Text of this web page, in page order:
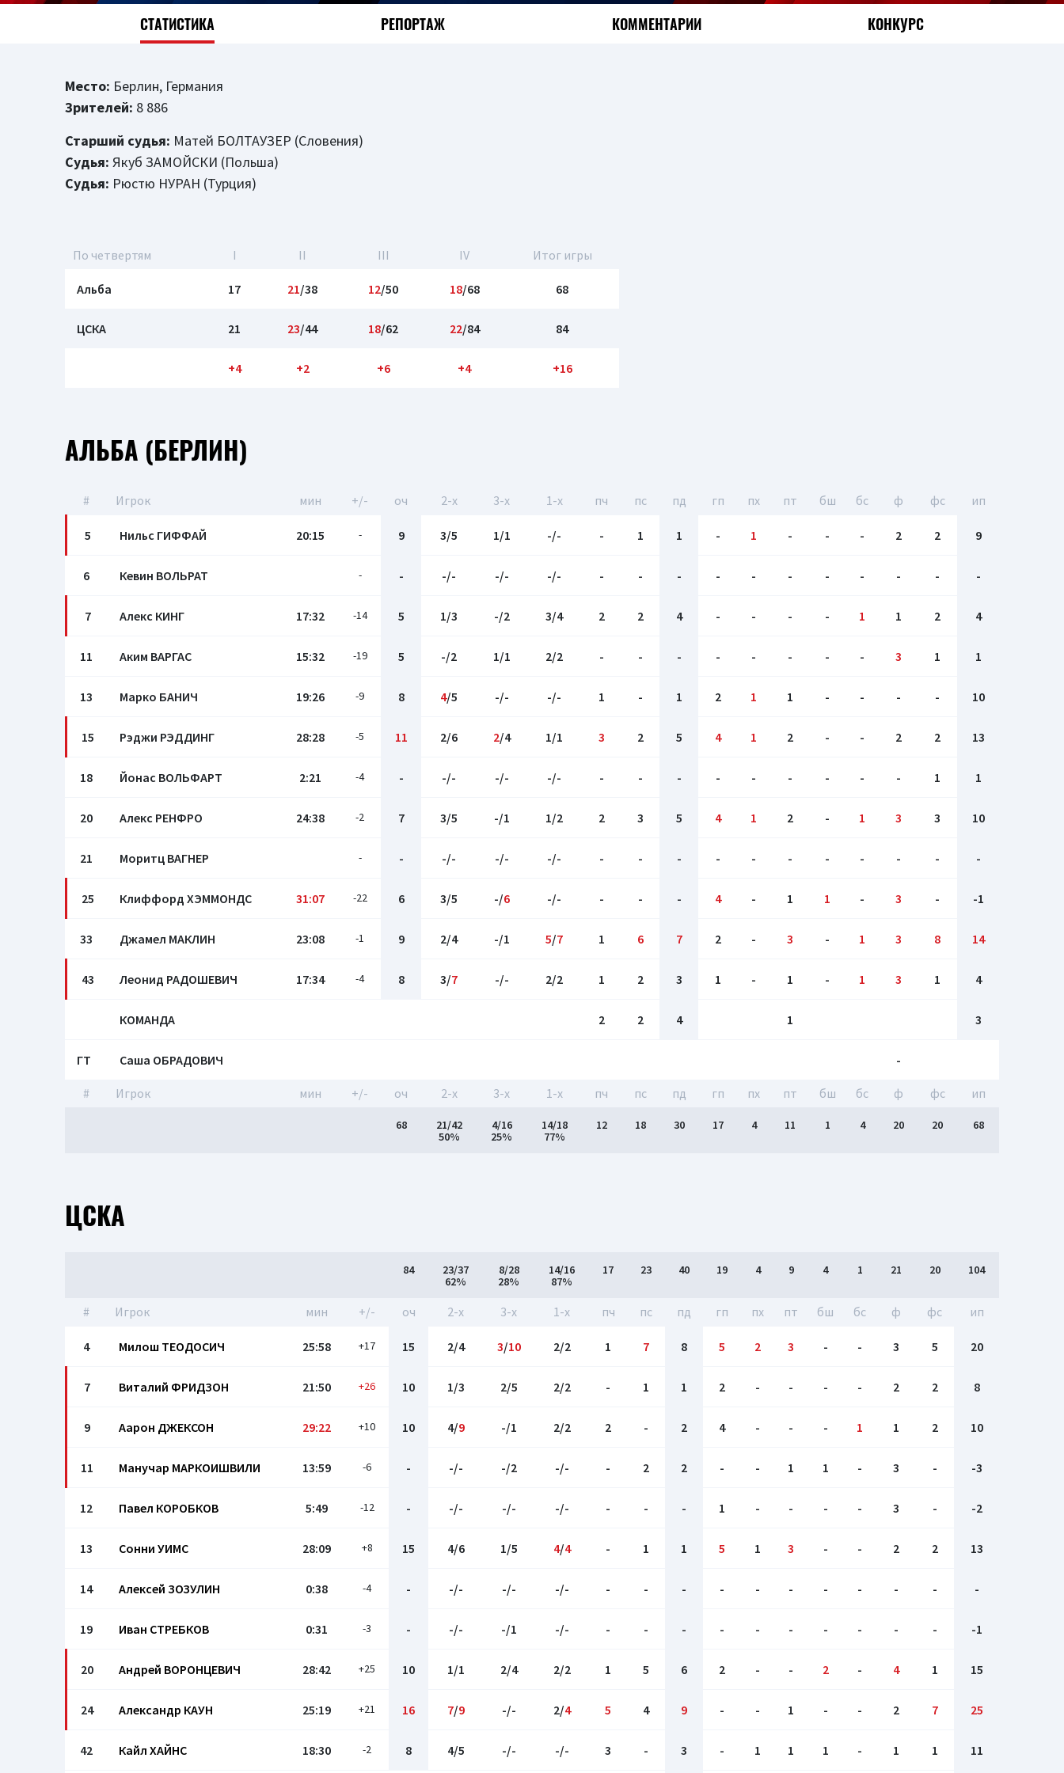
СТАТИСТИКА РЕПОРТАЖ КОММЕНТАРИИ КОНКУРС
Место: Берлин, Германия
Зрителей: 8 886
Старший судья: Матей БОЛТАУЗЕР (Словения)
Судья: Якуб ЗАМОЙСКИ (Польша)
Судья: Рюстю НУРАН (Турция)
По четвертям I II III IV Итог игры
Альба 17 21/38 12/50 18/68 68
ЦСКА 21 23/44 18/62 22/84 84
+4 +2 +6 +4 +16
АЛЬБА (БЕРЛИН)
# Игрок мин +/- оч 2-x 3-x 1-x пч пс пд гп пх пт бш бc ф фс ип
5 Нильс ГИФФАЙ 20:15 - 9 3/5 1/1 -/- - 1 1 - 1 - - - 2 2 9
6 Кевин ВОЛЬРАТ - - -/- -/- -/- - - - - - - - - - - -
7 Алекс КИНГ 17:32 -14 5 1/3 -/2 3/4 2 2 4 - - - - 1 1 2 4
11 Аким ВАРГАС 15:32 -19 5 -/2 1/1 2/2 - - - - - - - - 3 1 1
13 Марко БАНИЧ 19:26 -9 8 4/5 -/- -/- 1 - 1 2 1 1 - - - - 10
15 Рэджи РЭДДИНГ 28:28 -5 11 2/6 2/4 1/1 3 2 5 4 1 2 - - 2 2 13
18 Йонас ВОЛЬФАРТ 2:21 -4 - -/- -/- -/- - - - - - - - - - 1 1
20 Алекс РЕНФРО 24:38 -2 7 3/5 -/1 1/2 2 3 5 4 1 2 - 1 3 3 10
21 Моритц ВАГНЕР - - -/- -/- -/- - - - - - - - - - - -
25 Клиффорд ХЭММОНДС 31:07 -22 6 3/5 -/6 -/- - - - 4 - 1 1 - 3 - -1
33 Джамел МАКЛИН 23:08 -1 9 2/4 -/1 5/7 1 6 7 2 - 3 - 1 3 8 14
43 Леонид РАДОШЕВИЧ 17:34 -4 8 3/7 -/- 2/2 1 2 3 1 - 1 - 1 3 1 4
КОМАНДА 2 2 4 1 3
ГТ Саша ОБРАДОВИЧ -
# Игрок мин +/- оч 2-x 3-x 1-x пч пс пд гп пх пт бш бc ф фс ип
68
21/42
50%
4/16
25%
14/18
77%
12 18 30 17 4 11 1 4 20 20 68
ЦСКА
84
23/37
62%
8/28
28%
14/16
87%
17 23 40 19 4 9 4 1 21 20 104
# Игрок мин +/- оч 2-x 3-x 1-x пч пс пд гп пх пт бш бc ф фс ип
4 Милош ТЕОДОСИЧ 25:58 +17 15 2/4 3/10 2/2 1 7 8 5 2 3 - - 3 5 20
7 Виталий ФРИДЗОН 21:50 +26 10 1/3 2/5 2/2 - 1 1 2 - - - - 2 2 8
9 Аарон ДЖЕКСОН 29:22 +10 10 4/9 -/1 2/2 2 - 2 4 - - - 1 1 2 10
11 Манучар МАРКОИШВИЛИ 13:59 -6 - -/- -/2 -/- - 2 2 - - 1 1 - 3 - -3
12 Павел КОРОБКОВ 5:49 -12 - -/- -/- -/- - - - 1 - - - - 3 - -2
13 Сонни УИМС 28:09 +8 15 4/6 1/5 4/4 - 1 1 5 1 3 - - 2 2 13
14 Алексей ЗОЗУЛИН 0:38 -4 - -/- -/- -/- - - - - - - - - - - -
19 Иван СТРЕБКОВ 0:31 -3 - -/- -/1 -/- - - - - - - - - - - -1
20 Андрей ВОРОНЦЕВИЧ 28:42 +25 10 1/1 2/4 2/2 1 5 6 2 - - 2 - 4 1 15
24 Александр КАУН 25:19 +21 16 7/9 -/- 2/4 5 4 9 - - 1 - - 2 7 25
42 Кайл ХАЙНС 18:30 -2 8 4/5 -/- -/- 3 - 3 - 1 1 1 - 1 1 11